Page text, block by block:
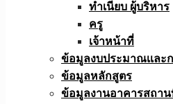
ทำเนียบ ผู้บริหาร
ครู
เจ้าหน้าที่
ข้อมูลงบประมาณเเละ
ข้อมูลหลักสูตร
ข้อมูลงานอาคารสถา